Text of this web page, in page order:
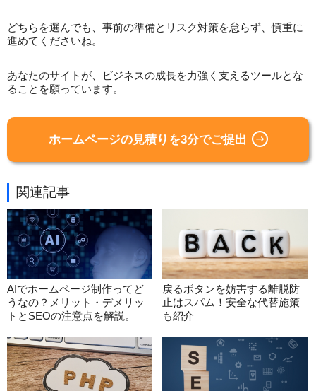
どちらを選んでも、事前の準備とリスク対策を怠らず、慎重に
進めてくださいね。
あなたのサイトが、ビジネスの成長を力強く支えるツールとな
ることを願っています。
ホームページの見積りを3分でご提出
関連記事
AIでホームページ制作ってど
うなの？メリット・デメリッ
トとSEOの注意点を解説。
戻るボタンを妨害する離脱防
止はスパム！安全な代替施策
も紹介